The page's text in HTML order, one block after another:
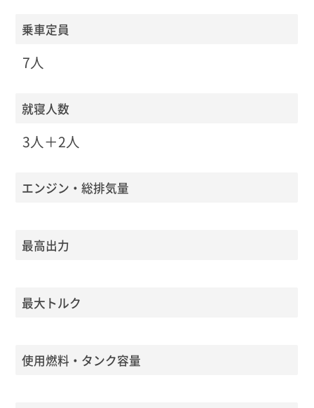
乗車定員
7人
就寝人数
3人＋2人
エンジン・総排気量
最高出力
最大トルク
使用燃料・タンク容量